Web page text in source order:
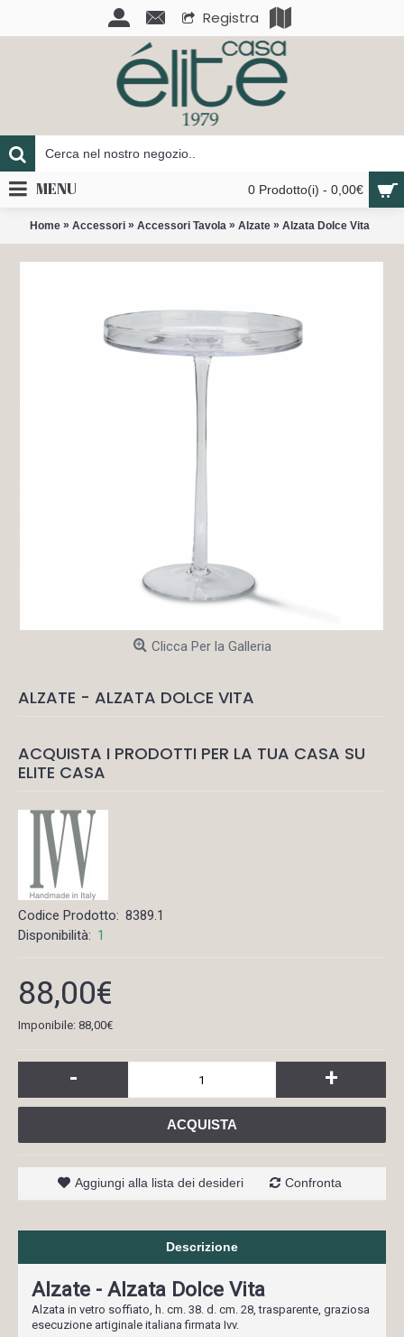
Registra
0 Prodotto(i) - 0,00€
MENU
Home » Accessori » Accessori Tavola » Alzate » Alzata Dolce Vita
Clicca Per la Galleria
ALZATE - ALZATA DOLCE VITA
ACQUISTA I PRODOTTI PER LA TUA CASA SU
ELITE CASA
Codice Prodotto: 8389.1
Disponibilità: 1
88,00€
Imponibile: 88,00€
- +
ACQUISTA
Aggiungi alla lista dei desideri Confronta
Descrizione
Alzate - Alzata Dolce Vita
Alzata in vetro soffiato, h. cm. 38. d. cm. 28, trasparente, graziosa
esecuzione artiginale italiana firmata Ivv.